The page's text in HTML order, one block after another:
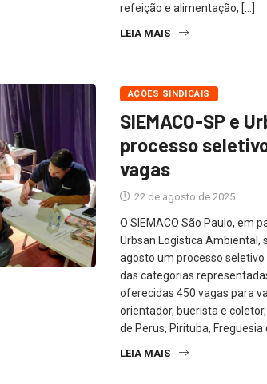
refeição e alimentação, […]
LEIA MAIS
AÇÕES SINDICAIS
SIEMACO-SP e
processo
vagas
22 de agosto de 2025
O SIEMACO São Paulo, em
Urbsan Logística Ambiental,
agosto um processo
das categorias
oferecidas 450 vagas para
orientador, buerista e
de Perus, Pirituba, Freguesia
LEIA MAIS